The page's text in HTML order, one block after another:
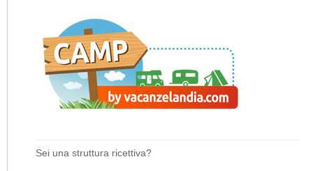
Sei una struttura ricettiva?